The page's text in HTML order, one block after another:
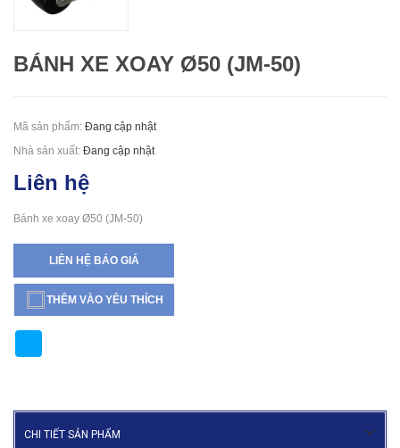
BÁNH XE XOAY Ø50 (JM-50)
Mã sản phẩm: Đang cập nhật
Nhà sản xuất: Đang cập nhật
Liên hệ
Bánh xe xoay Ø50 (JM-50)
LIÊN HỆ BÁO GIÁ
THÊM VÀO YÊU THÍCH
CHI TIẾT SẢN PHẨM